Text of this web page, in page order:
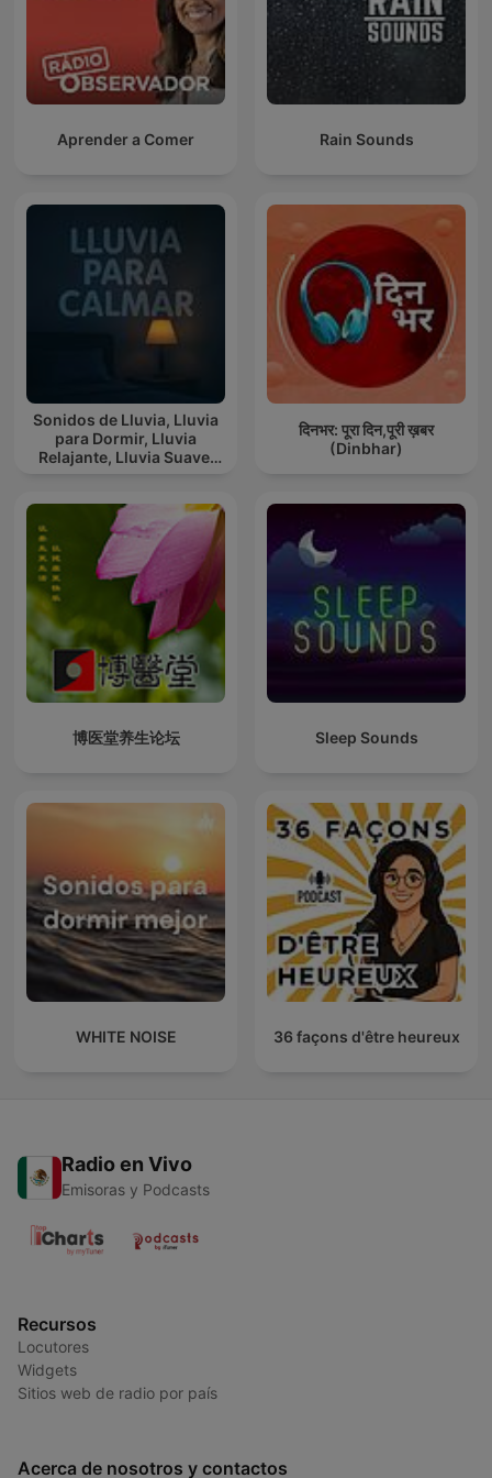
Aprender a Comer Rain Sounds
Sonidos de Lluvia, Lluvia
para Dormir, Lluvia
Relajante, Lluvia Suave,
दिनभर: पूरा दिन,पूरी ख़बर
(Dinbhar)
博医堂养生论坛 Sleep Sounds
WHITE NOISE 36 façons d'être heureux
Radio en Vivo
Emisoras y Podcasts
Recursos
Locutores
Widgets
Sitios web de radio por país
Acerca de nosotros y contactos